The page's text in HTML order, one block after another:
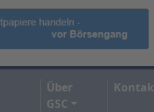
Über
GSC